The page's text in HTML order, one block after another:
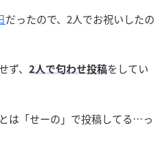
だったので、2人でお祝いしたの
、 2人で匂わせ投稿をしてい
は「せーの」で投稿してる…っ